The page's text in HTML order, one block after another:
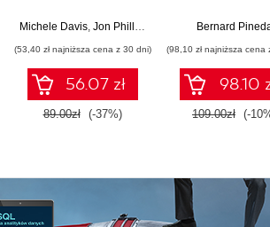
Michele Davis, Jon Phillips
(53,40 zł najniższa cena z 30 dni)
56.07 zł
89.00zł (-37%)
existing
knowledge
Bernard
(98,10 zł najniższa cena
98.10
109.00zł (-